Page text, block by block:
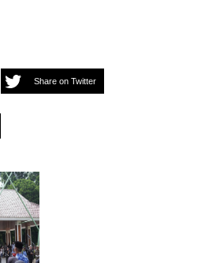
Share on Twitter